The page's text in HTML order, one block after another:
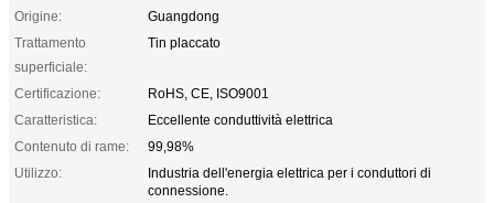
Origine:
Guangdong
Trattamento
superficiale:
Tin placcato
Certificazione:
RoHS, CE, ISO9001
Caratteristica:
Eccellente conduttività elettrica
Contenuto di rame:
99,98%
Utilizzo:
Industria dell'energia elettrica per i conduttori di
connessione.